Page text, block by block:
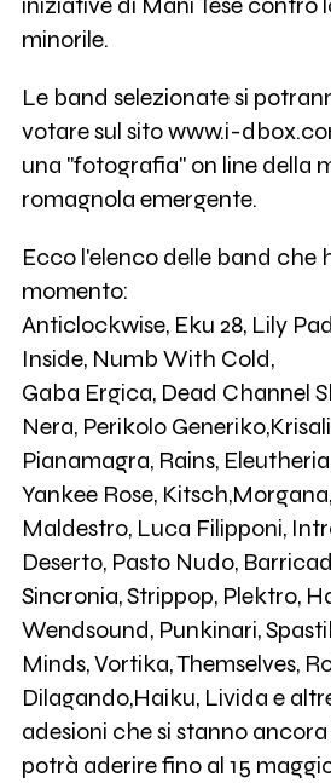
iniziative di Mani Tese
minorile.
Le band selezionate si
votare sul sito www.i-
una "fotografia" on line della
romagnola emergente.
Ecco l'elenco delle band che
momento:
Anticlockwise, Eku 28, Lily
Inside, Numb With Cold,
Gaba Ergica, Dead Channel
Nera, Perikolo
Pianamagra, Rains,
Yankee Rose, Kitsch,Morgana,
Maldestro, Luca Filipponi,
Deserto, Pasto Nudo,
Sincronia, Strippop, Plektro,
Wendsound, Punkinari,
Minds, Vortika, Themselves,
Dilagando,Haiku, Livida e
adesioni che si stanno
potrà aderire fino al 15